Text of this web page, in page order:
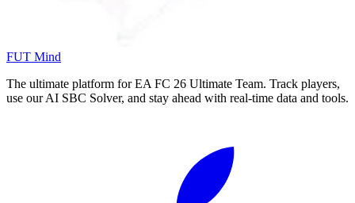
FUT Mind
The ultimate platform for EA FC 26 Ultimate Team. Track players,
use our AI SBC Solver, and stay ahead with real-time data and tools.